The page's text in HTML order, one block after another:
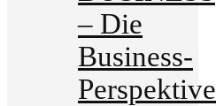
– Die
Business-
Perspektive